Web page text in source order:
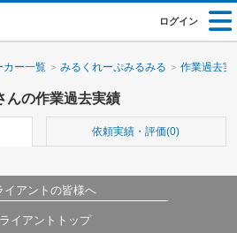
ログイン
カー一覧 みるくれーぷみるみる 作業過去実
んの作業過去実績
依頼実績・評価(0)
イアントの皆様へ
イアントトップ